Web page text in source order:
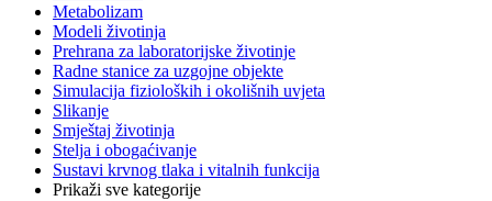
Metabolizam
Modeli životinja
Prehrana za laboratorijske životinje
Radne stanice za uzgojne objekte
Simulacija fizioloških i okolišnih uvjeta
Slikanje
Smještaj životinja
Stelja i obogaćivanje
Sustavi krvnog tlaka i vitalnih funkcija
Prikaži sve kategorije